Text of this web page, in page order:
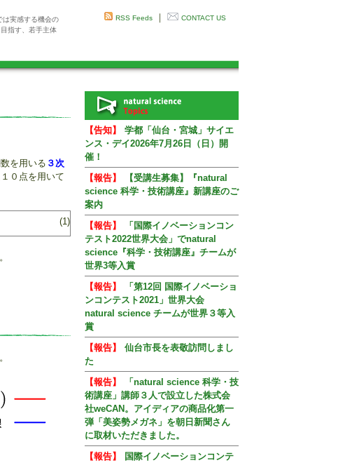
は実感する機会の
指す、若手主体
RSS Feeds ｜ CONTACT US
を用いる ３次
０点を用いて
(1)
【告知】
学都「仙台・宮城」サイエ
ンス・デイ2026年7月26日（日）開
催！
【報告】
【受講生募集】『natural
science 科学・技術講座』新講座のご
案内
【報告】
「国際イノベーションコン
テスト2022世界大会」でnatural
science『科学・技術講座』チームが
世界3等入賞
【報告】
「第12回 国際イノベーショ
ンコンテスト2021」世界大会
natural science チームが世界３等入
賞
【報告】
仙台市長を表敬訪問しまし
た
【報告】
「natural science 科学・技
術講座」講師３人で設立した株式会
社weCAN。アイディアの商品化第一
弾「美姿勢メガネ」を朝日新聞さん
に取材いただきました。
【報告】
国際イノベーションコンテ